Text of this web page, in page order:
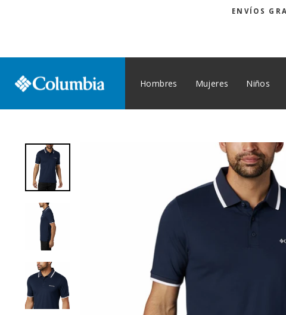
ENVÍOS
Hombres Mujeres Niños